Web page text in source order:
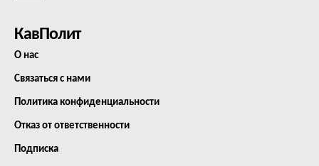
КавПолит
О нас
Связаться с нами
Политика конфиденциальности
Отказ от ответственности
Подписка